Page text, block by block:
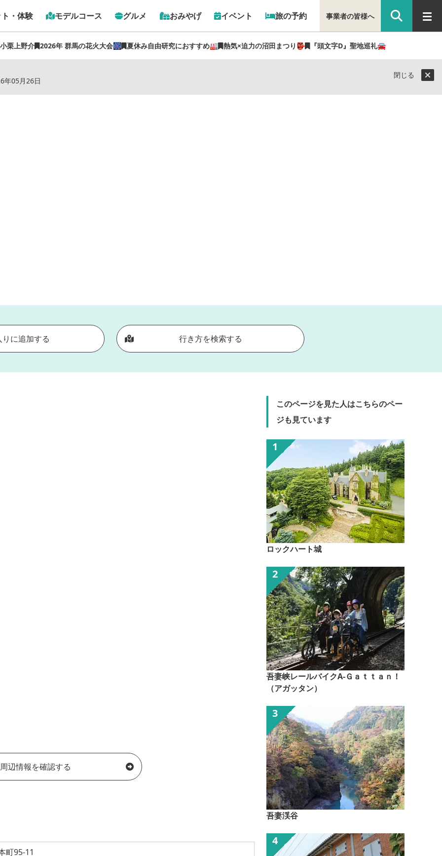
・体験 モデルコース グルメ おみやげ イベント 旅の予約
栗上野介 2026年 群馬の花火大会🎆 夏休み自由研究におすすめ🏭 熱気×迫力の沼田まつり👺 『頭文字D』聖地巡礼🚘
事業者の皆様へ
年05月26日
閉じる
に追加する 行き方を検索する
周辺情報を確認する
町95-11
このページを見た人はこちらのペー
ジも見ています
ロックハート城
吾妻峡レールバイクA-Ｇａｔｔａｎ！
（アガッタン）
吾妻渓谷